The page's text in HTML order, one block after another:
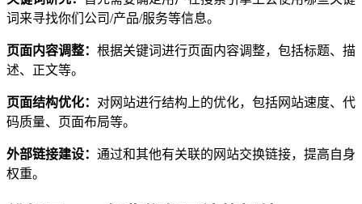
词来寻找你们公司/产品/服务等信息。
页面内容调整： 根据关键词进行页面内容调整，包括标题、描
述、正文等。
页面结构优化： 对网站进行结构上的优化，包括网站速度、代
码质量、页面布局等。
外部链接建设： 通过和其他有关联的网站交换链接，提高自身
权重。